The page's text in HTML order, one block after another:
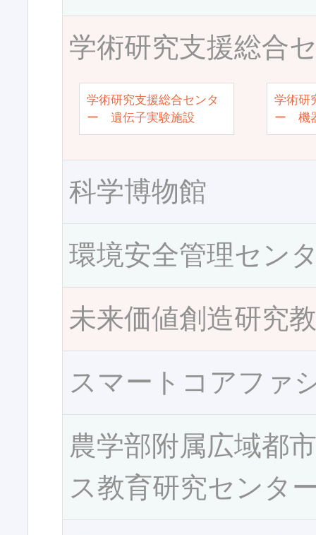
学術研究支援総合
学術研究支援総合センタ
ー 遺伝子実験施設
学術研
ー 機
科学博物館
環境安全管理セン
未来価値創造研究
スマートコアファ
農学部附属広域都
ス教育研究センタ